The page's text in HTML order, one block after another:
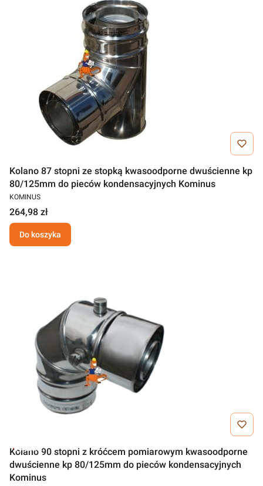
Kolano 87 stopni ze stopką kwasoodporne dwuścienne kp
80/125mm do pieców kondensacyjnych Kominus
KOMINUS
264,98 zł
Do koszyka
Outlet
Kolano 90 stopni z króćcem pomiarowym kwasoodporne
dwuścienne kp 80/125mm do pieców kondensacyjnych
Kominus